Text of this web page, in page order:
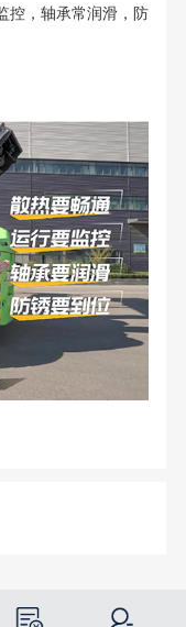
控，轴承常润滑，防